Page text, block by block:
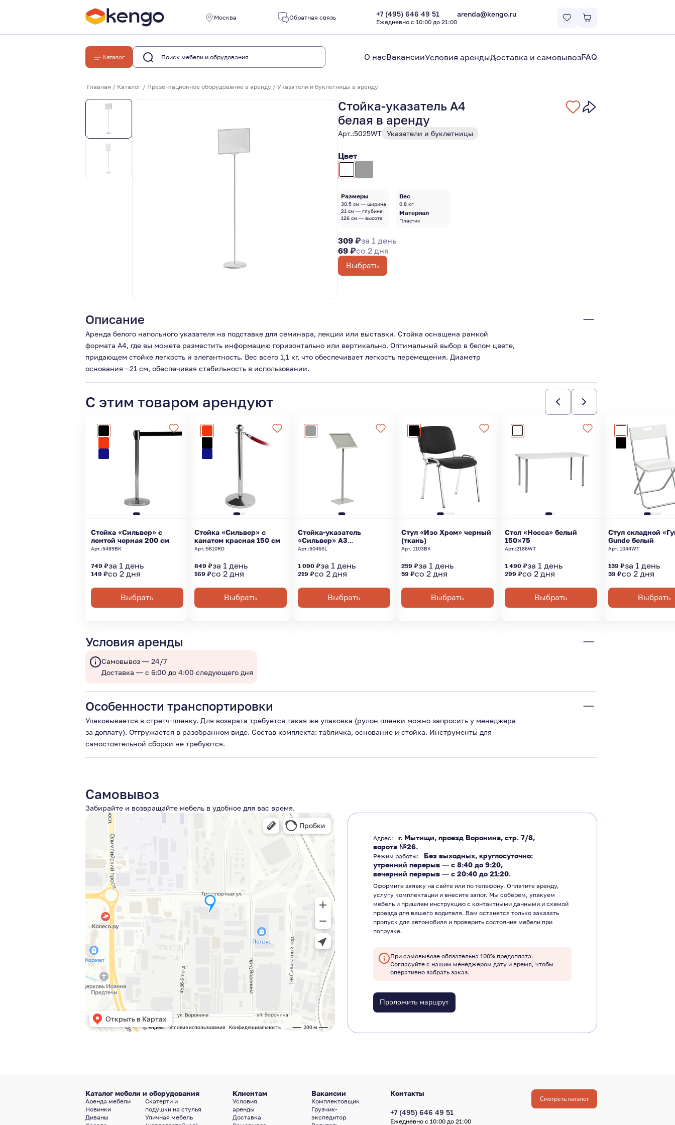
Москва Обратная связь +7 (495) 646 49 51
Ежедневно с 10:00 до 21:00
arenda@kengo.ru
Каталог О насВакансииУсловия арендыДоставка и самовывозFAQ
Главная / Каталог / Презентационное оборудование в аренду / Указатели и буклетницы в аренду
Стойка-указатель A4
белая в аренду
Арт.:5025WT Указатели и буклетницы
Цвет
Размеры
30.5 см — ширина
21 см — глубина
126 см — высота
Вес
0.8 кг
Материал
Пластик
309 ₽за 1 день
69 ₽со 2 дня
Выбрать
Описание
Аренда белого напольного указателя на подставке для семинара, лекции или выставки. Стойка оснащена рамкой
формата А4, где вы можете разместить информацию горизонтально или вертикально. Оптимальный выбор в белом цвете,
придающем стойке легкость и элегантность. Вес всего 1,1 кг, что обеспечивает легкость перемещения. Диаметр
основания - 21 см, обеспечивая стабильность в использовании.
С этим товаром арендуют
Стойка «Сильвер» с
лентой черная 200 см
Арт.:5489BK
749 ₽за 1 день
149 ₽со 2 дня
Выбрать
Стойка «Сильвер» с
канатом красная 150 см
Арт.:5610RD
849 ₽за 1 день
169 ₽со 2 дня
Выбрать
Стойка-указатель
«Сильвер» А3
серебристая
Арт.:5046SL
1 090 ₽за 1 день
219 ₽со 2 дня
Выбрать
Стул «Изо Хром» черный
(ткань)
Арт.:1103BK
259 ₽за 1 день
59 ₽со 2 дня
Выбрать
Стол «Носса» белый
150×75
Арт.:2186WT
1 490 ₽за 1 день
299 ₽со 2 дня
Выбрать
Стул складной
Gunde белый
Арт.:1044WT
139 ₽за 1 день
39 ₽со 2 дня
Выбрать
Условия аренды
Самовывоз — 24/7
Доставка — с 6:00 до 4:00 следующего дня
Особенности транспортировки
Упаковывается в стретч-пленку. Для возврата требуется такая же упаковка (рулон пленки можно запросить у менеджера
за доплату). Отгружается в разобранном виде. Состав комплекта: табличка, основание и стойка. Инструменты для
самостоятельной сборки не требуются.
Самовывоз
Забирайте и возвращайте мебель в удобное для вас время.
Адрес:
г. Мытищи, проезд Воронина, стр. 7/8,
ворота №26.
Режим работы:
Без выходных, круглосуточно:
утренний перерыв ― с 8:40 до 9:20,
вечерний перерыв ― с 20:40 до 21:20.
Оформите заявку на сайте или по телефону. Оплатите аренду,
услугу комплектации и внесите залог. Мы соберем, упакуем
мебель и пришлем инструкцию с контактными данными и схемой
проезда для вашего водителя. Вам останется только заказать
пропуск для автомобиля и проверить состояние мебели при
погрузке.
При самовывозе обязательна 100% предоплата.
Согласуйте с нашим менеджером дату и время, чтобы
оперативно забрать заказ.
Проложить маршрут
Контакты
+7 (495) 646 49 51
Ежедневно с 10:00 до 21:00
Смотреть каталог
Клиентам
Условия
аренды
Доставка
Вакансии
Комплектовщик
Грузчик-
экспедитор
Каталог мебели и оборудования
Аренда мебели
Новинки
Диваны
Скатерти и
подушки на стулья
Уличная мебель